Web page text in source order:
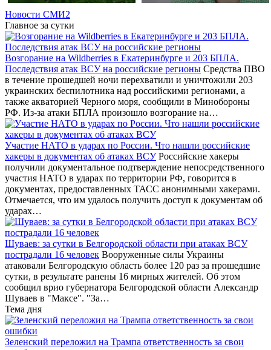
Новости СМИ2
Главное за сутки
Возгорание на Wildberries в Екатеринбурге и 203 БПЛА.
Последствия атак ВСУ на российские регионы Средства ПВО
в течение прошедшей ночи перехватили и уничтожили 203
украинских беспилотника над российскими регионами, а
также акваторией Черного моря, сообщили в Минобороны
РФ. Из-за атаки БПЛА произошло возгорание на…
Участие НАТО в ударах по России. Что нашли российские
хакеры в документах об атаках ВСУРоссийские хакеры
получили документальное подтверждение непосредственного
участия НАТО в ударах по территории РФ, говорится в
документах, предоставленных ТАСС анонимными хакерами.
Отмечается, что им удалось получить доступ к документам об
ударах…
Шуваев: за сутки в Белгородской области при атаках ВСУ
пострадали 16 человек Вооруженные силы Украины
атаковали Белгородскую область более 120 раз за прошедшие
сутки, в результате ранены 16 мирных жителей. Об этом
сообщил врио губернатора Белгородской области Александр
Шуваев в "Максе". "За…
Тема дня
Зеленский переложил на Трампа ответственность за свои